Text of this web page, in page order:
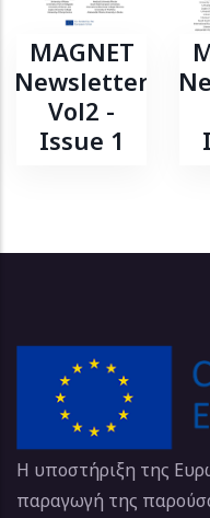
MAGNET
Newsletter
Vol2 -
Issue 1
Η υποστήριξη της
παραγωγή της